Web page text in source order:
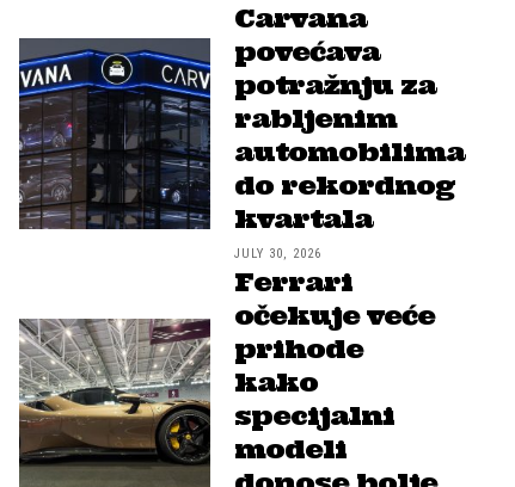
Carvana
povećava
potražnju za
rabljenim
automobilima
do rekordnog
kvartala
JULY 30, 2026
Ferrari
očekuje veće
prihode
kako
specijalni
modeli